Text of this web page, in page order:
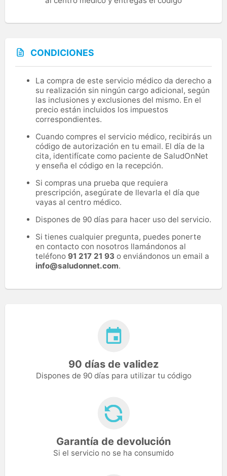
CONDICIONES
La compra de este servicio médico da derecho a
su realización sin ningún cargo adicional, según
las inclusiones y exclusiones del mismo. En el
precio están incluidos los impuestos
correspondientes.
Cuando compres el servicio médico, recibirás un
código de autorización en tu email. El día de la
cita, identifícate como paciente de SaludOnNet
y enseña el código en la recepción.
Si compras una prueba que requiera
prescripción, asegúrate de llevarla el día que
vayas al centro médico.
Dispones de 90 días para hacer uso del servicio.
Si tienes cualquier pregunta, puedes ponerte
en contacto con nosotros llamándonos al
teléfono 91 217 21 93 o enviándonos un email a
info@saludonnet.com.
90 días de validez
Dispones de 90 días para utilizar tu código
Garantía de devolución
Si el servicio no se ha consumido